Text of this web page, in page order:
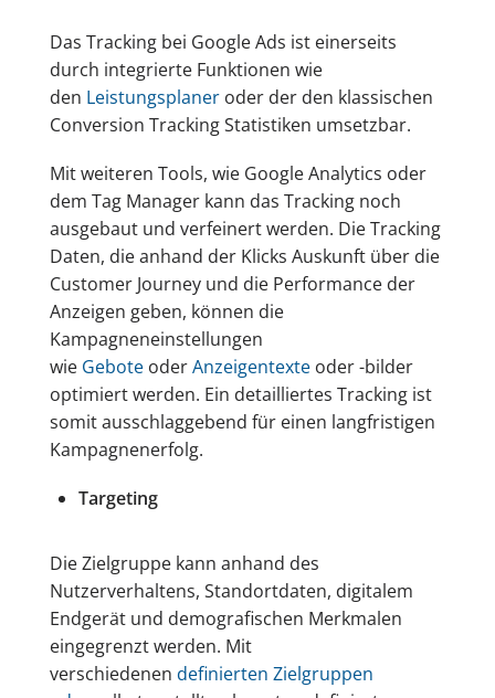
Das Tracking bei Google Ads ist einerseits
durch integrierte Funktionen wie
den Leistungsplaneroder der den klassischen
Conversion Tracking Statistiken umsetzbar.
Mit weiteren Tools, wie Google Analytics oder
dem Tag Manager kann das Tracking noch
ausgebaut und verfeinert werden. Die Tracking
Daten, die anhand der Klicks Auskunft über die
Customer Journey und die Performance der
Anzeigen geben, können die
Kampagneneinstellungen
wie GeboteoderAnzeigentexteoder -bilder
optimiert werden. Ein detailliertes Tracking ist
somit ausschlaggebend für einen langfristigen
Kampagnenerfolg.
Targeting
Die Zielgruppe kann anhand des
Nutzerverhaltens, Standortdaten, digitalem
Endgerät und demografischen Merkmalen
eingegrenzt werden. Mit
verschiedenen definierten Zielgruppen